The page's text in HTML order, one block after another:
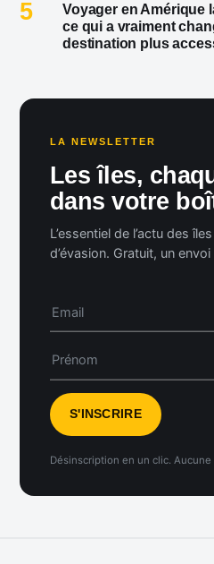
5
Voyager en Amérique
ce qui a vraiment
destination plus
LA NEWSLETTER
Les îles,
dans votre
L’essentiel de l’actu des
d’évasion. Gratuit, un envoi
Désinscription en un clic.